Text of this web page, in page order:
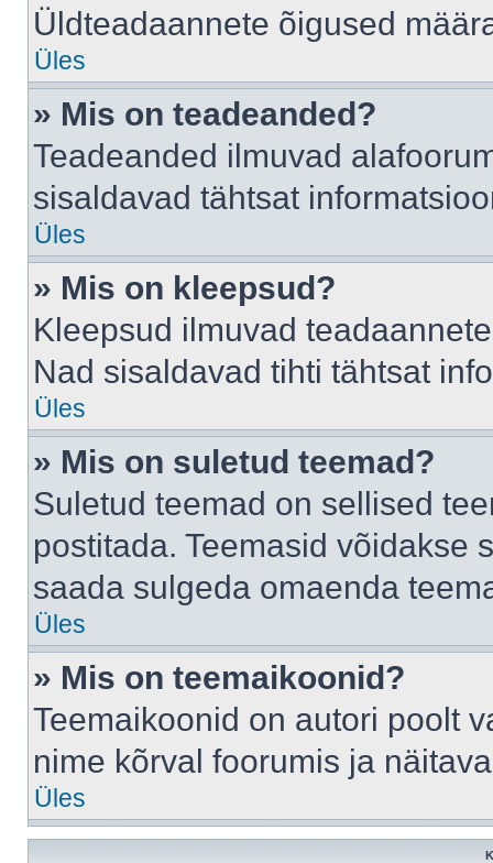
Üldteadaannete õigused
Üles
» Mis on teadeanded?
Teadeanded ilmuvad
sisaldavad tähtsat
Üles
» Mis on kleepsud?
Kleepsud ilmuvad
Nad sisaldavad tihti tähtsat
Üles
» Mis on suletud teemad?
Suletud teemad on sellised
postitada. Teemasid võidakse
saada sulgeda omaenda
Üles
» Mis on teemaikoonid?
Teemaikoonid on autori poolt
nime kõrval foorumis ja
Üles